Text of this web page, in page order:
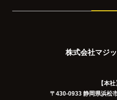
株式会社マジ
【本社
〒430-0933 静岡県浜松